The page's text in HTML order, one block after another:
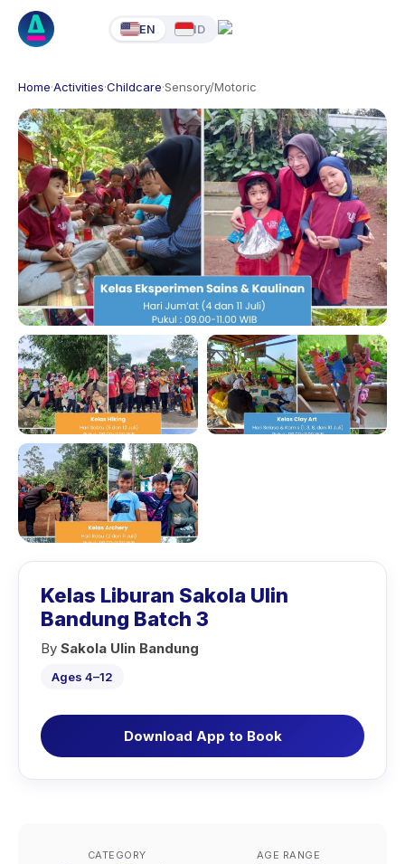
EN ID
Home·Activities·Childcare·Sensory/Motoric
Kelas Liburan Sakola Ulin
Bandung Batch 3
By Sakola Ulin Bandung
Ages 4–12
Download App to Book
CATEGORY AGE RANGE